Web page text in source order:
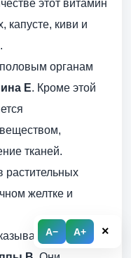
A− A+ ×
этот витамин
капусте, киви и
органам
E. Кроме этой
тканей.
растительных
желтке и
мужскому